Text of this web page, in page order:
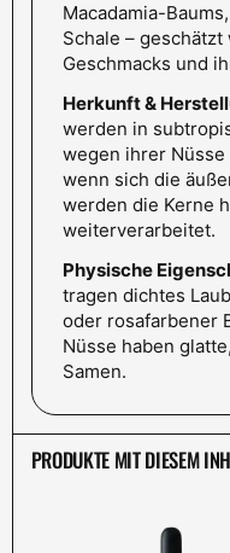
Macadamia-
Schale –
Geschmacks und
Herkunft &
werden in
wegen ihrer
wenn sich die
werden die Kerne
weiterverarbeitet.
Physische
tragen dichtes
oder rosafarbener
Nüsse haben
Samen.
PRODUKTE MIT DIESEM